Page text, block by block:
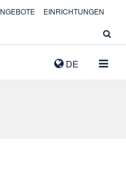
DE
EINRICHTUNGEN